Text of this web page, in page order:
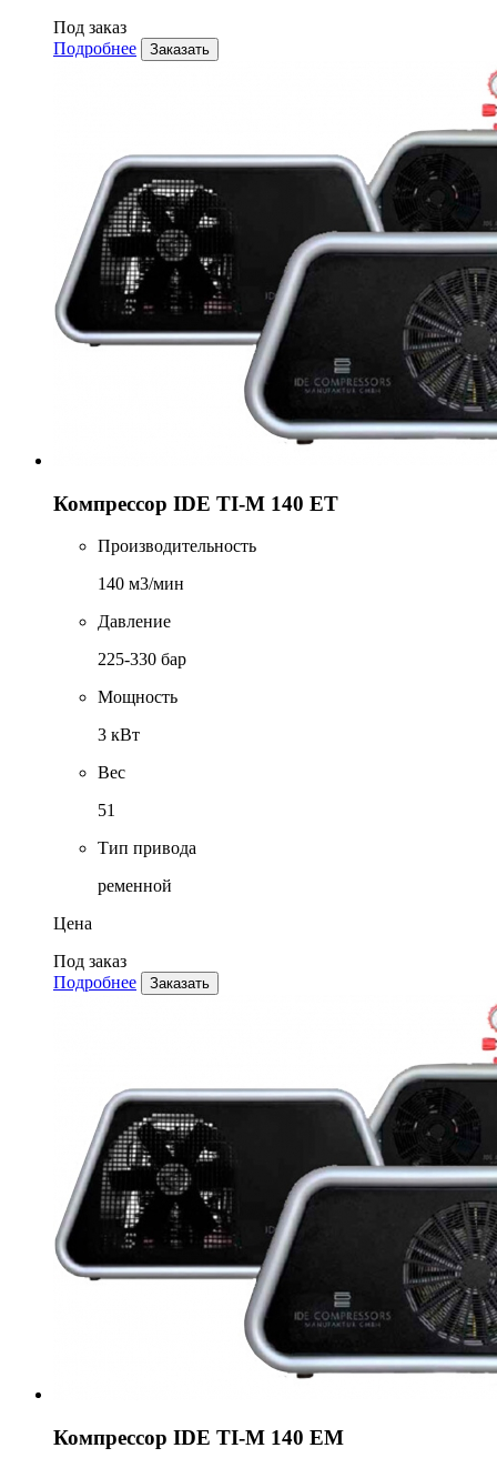
Под заказ
Подробнее
Заказать
Компрессор IDE TI-M 140 ET
Производительность
140 м3/мин
Давление
225-330 бар
Мощность
3 кВт
Вес
51
Тип привода
ременной
Цена
Под заказ
Подробнее
Заказать
Компрессор IDE TI-M 140 EM